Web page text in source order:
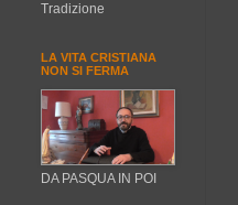
Tradizione
LA VITA CRISTIANA
NON SI FERMA
DA PASQUA IN POI